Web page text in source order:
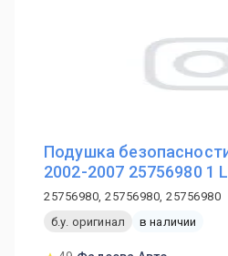
Подушка
2002-2007 25756980 1
25756980, 25756980, 25756980
б.у. оригинал
в наличии